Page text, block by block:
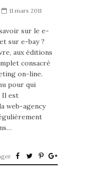
11 mars 2011
sur le e-
sur e-bay ?
aux éditions
consacré
on-line.
pour qui
Il est
web-agency